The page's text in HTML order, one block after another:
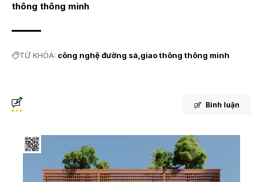
thông thông minh
TỪ KHÓA: công nghệ đường sá giao thông thông minh
Bình luận